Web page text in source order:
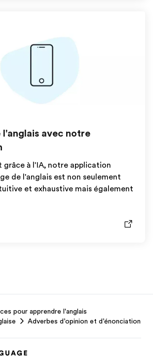
avec notre
grâce à l'IA, notre application
de l'anglais est non seulement
et exhaustive mais également
pour apprendre l'anglais
Adverbes d’opinion et d’énonciation